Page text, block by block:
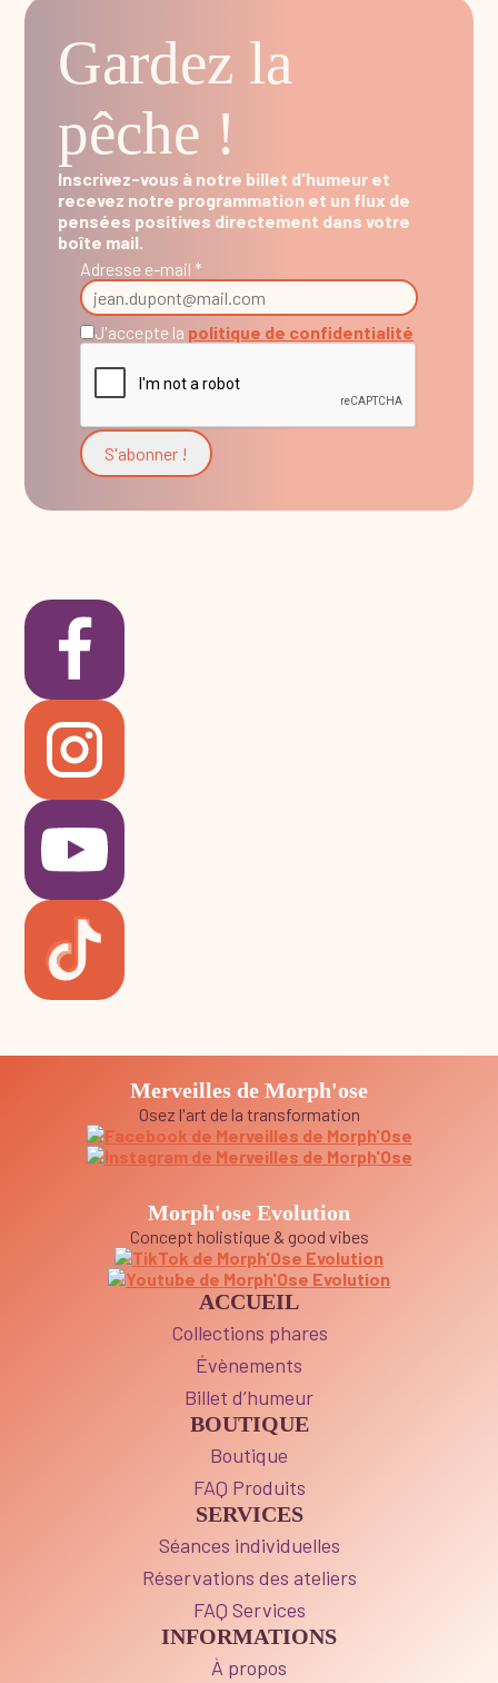
Gardez la
pêche !
Inscrivez-vous à notre billet d'humeur et
recevez notre programmation et un flux de
pensées positives directement dans votre
boîte mail.
Adresse e-mail *
J'accepte la politique de confidentialité
Merveilles de Morph'ose
Osez l'art de la transformation
Morph'ose Evolution
Concept holistique & good vibes
ACCUEIL
Collections phares
Évènements
Billet d’humeur
BOUTIQUE
Boutique
FAQ Produits
SERVICES
Séances individuelles
Réservations des ateliers
FAQ Services
INFORMATIONS
À propos